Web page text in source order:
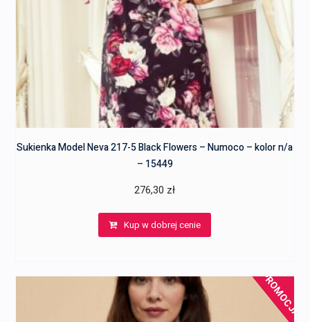
Sukienka Model Neva 217-5 Black Flowers – Numoco – kolor n/a
– 15449
276,30 zł
Kup w dobrej cenie
PROMOCJA!